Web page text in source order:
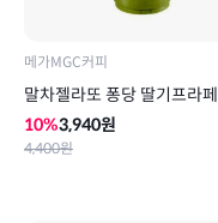
메가MGC커피
말차젤라또 퐁당 딸기프라페
10%3,940원
4,400원